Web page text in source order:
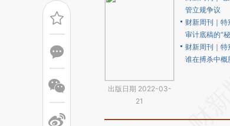
出版日期 2022-03-
21
管立规争议
财新周刊｜特
审计底稿的“
财新周刊｜特
谁在搏杀中概